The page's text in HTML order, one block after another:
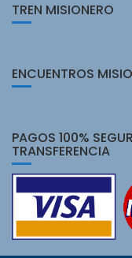
TREN MISIONERO
ENCUENTROS
PAGOS 100%
TRANSFERENCIA